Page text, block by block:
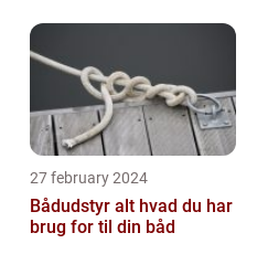
27 february 2024
Bådudstyr alt hvad du har
brug for til din båd